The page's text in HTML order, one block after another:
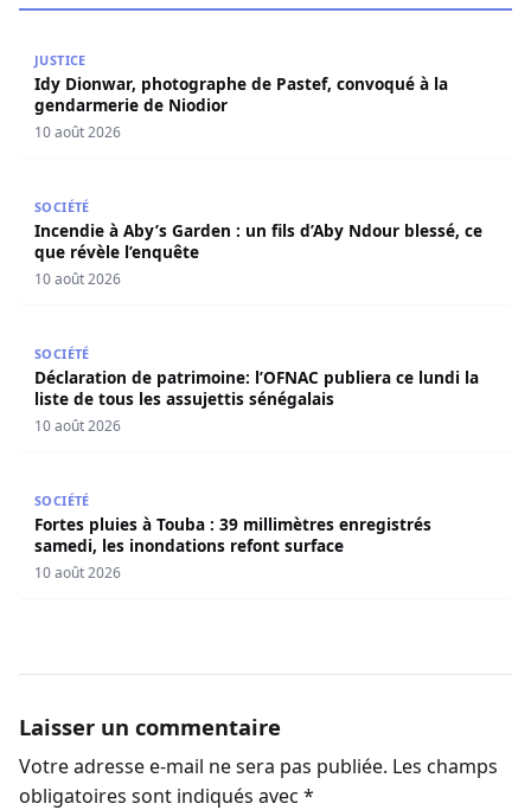
JUSTICE
Idy Dionwar, photographe de Pastef, convoqué à la
gendarmerie de Niodior
10 août 2026
SOCIÉTÉ
Incendie à Aby’s Garden : un fils d’Aby Ndour blessé, ce
que révèle l’enquête
10 août 2026
SOCIÉTÉ
Déclaration de patrimoine: l’OFNAC publiera ce lundi la
liste de tous les assujettis sénégalais
10 août 2026
SOCIÉTÉ
Fortes pluies à Touba : 39 millimètres enregistrés
samedi, les inondations refont surface
10 août 2026
Laisser un commentaire
Votre adresse e-mail ne sera pas publiée. Les champs
obligatoires sont indiqués avec *